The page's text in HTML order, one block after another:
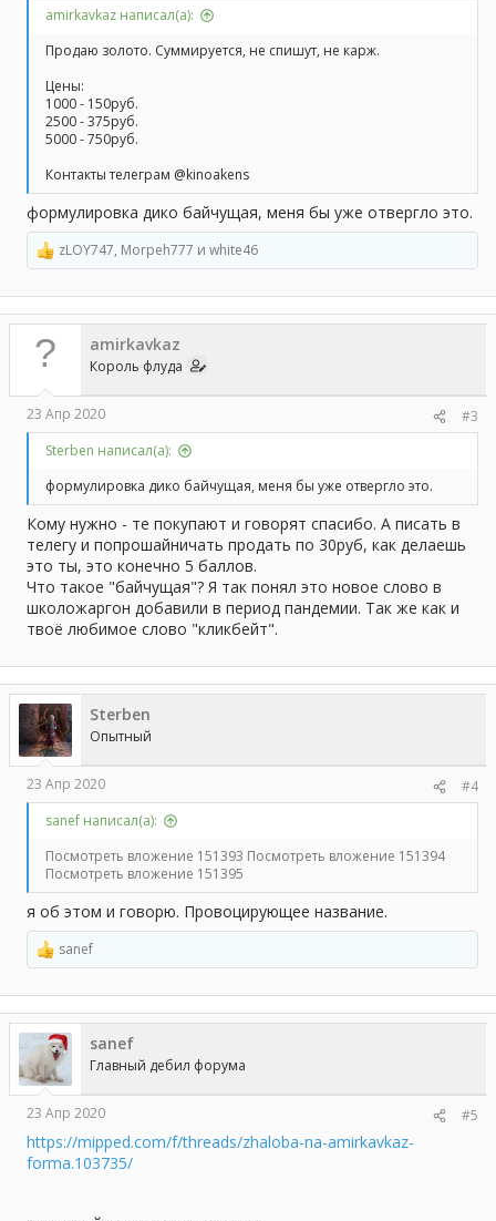
amirkavkaz написал(а):
Продаю золото. Суммируется, не спишут, не карж.
Цены:
1000 - 150руб.
2500 - 375руб.
5000 - 750руб.
Контакты телеграм @kinoakens
формулировка дико байчущая, меня бы уже отвергло это.
Р
е
а
к
ц
и
и
zLOY747, Morpeh777 и white46
amirkavkaz
Король флуда
23 Апр 2020
#3
Sterben написал(а):
формулировка дико байчущая, меня бы уже отвергло это.
Кому нужно - те покупают и говорят спасибо. А писать в
телегу и попрошайничать продать по 30руб, как делаешь
это ты, это конечно 5 баллов.
Что такое "байчущая"? Я так понял это новое слово в
школожаргон добавили в период пандемии. Так же как и
твоё любимое слово "кликбейт".
Sterben
Опытный
23 Апр 2020
#4
sanef написал(а):
Посмотреть вложение 151393 Посмотреть вложение 151394
Посмотреть вложение 151395
я об этом и говорю. Провоцирующее название.
Р
е
а
к
ц
и
и
:
sanef
sanef
Главный дебил форума
23 Апр 2020 #5
https://mipped.com/f/threads/zhaloba-na-amirkavkaz-
forma.103735/